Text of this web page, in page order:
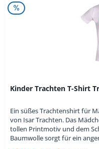
Kinder Trachten T-Shirt
Ein süßes Trachtenshirt für
von Isar Trachten. Das
tollen Printmotiv und dem
Baumwolle sorgt für ein